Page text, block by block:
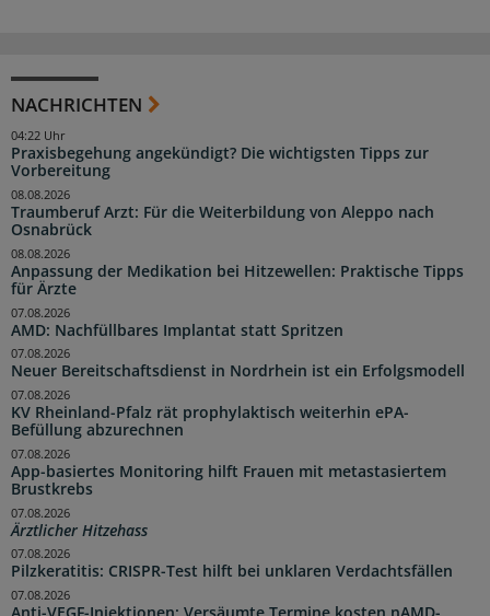
NACHRICHTEN
Praxisbegehung angekündigt? Die wichtigsten Tipps zur
Vorbereitung
04:22 Uhr
Traumberuf Arzt: Für die Weiterbildung von Aleppo nach
Osnabrück
08.08.2026
Anpassung der Medikation bei Hitzewellen: Praktische Tipps
für Ärzte
08.08.2026
AMD: Nachfüllbares Implantat statt Spritzen
07.08.2026
Neuer Bereitschaftsdienst in Nordrhein ist ein Erfolgsmodell
07.08.2026
KV Rheinland-Pfalz rät prophylaktisch weiterhin ePA-
Befüllung abzurechnen
07.08.2026
App-basiertes Monitoring hilft Frauen mit metastasiertem
Brustkrebs
07.08.2026
Ärztlicher Hitzehass
07.08.2026
Pilzkeratitis: CRISPR-Test hilft bei unklaren Verdachtsfällen
07.08.2026
07.08.2026